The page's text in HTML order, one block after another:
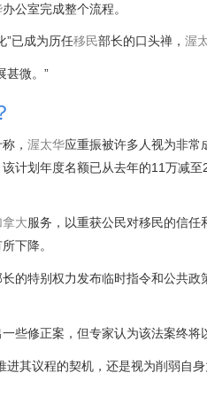
办公室完成整个流程。
”已成为历任移民部长的口头禅， 渥
甚微。”
， 渥太华应重振被许多人视为非常
计划年度名额已从去年的11万减
拿大服务，以重获公民对移民的信
下降。
长的特别权力发布临时指令和公共
些修正案，但专家认为该法案终将
进其议程的契机，还是视为削弱自